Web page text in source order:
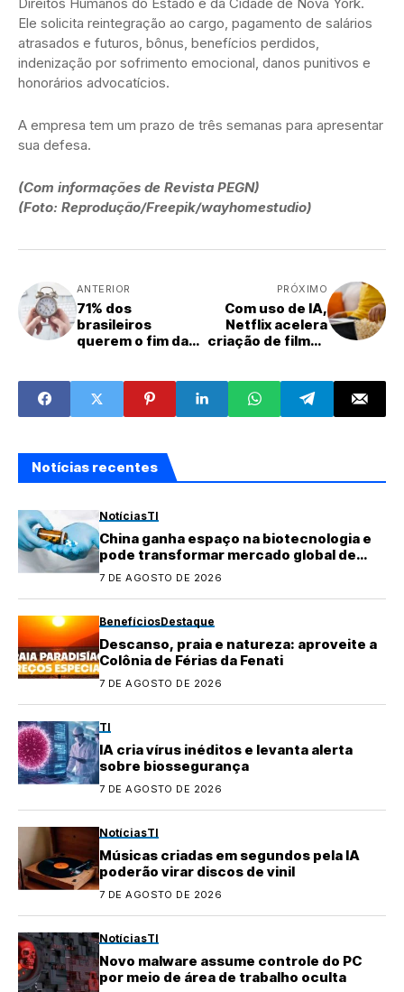
Ele solicita reintegração ao cargo, pagamento de salários
atrasados e futuros, bônus, benefícios perdidos,
indenização por sofrimento emocional, danos punitivos e
honorários advocatícios.
A empresa tem um prazo de três semanas para apresentar
sua defesa.
(Com informações de Revista PEGN)
(Foto: Reprodução/Freepik/wayhomestudio)
ANTERIOR
71% dos
brasileiros
querem o fim da
PRÓXIMO
Com uso de IA,
Netflix acelera
criação de filmes
Notícias recentes
NotíciasTI
China ganha espaço na biotecnologia e
pode transformar mercado global de
medicamentos
7 DE AGOSTO DE 2026
BenefíciosDestaque
Descanso, praia e natureza: aproveite a
Colônia de Férias da Fenati
7 DE AGOSTO DE 2026
TI
IA cria vírus inéditos e levanta alerta
sobre biossegurança
7 DE AGOSTO DE 2026
NotíciasTI
Músicas criadas em segundos pela IA
poderão virar discos de vinil
7 DE AGOSTO DE 2026
NotíciasTI
Novo malware assume controle do PC
por meio de área de trabalho oculta